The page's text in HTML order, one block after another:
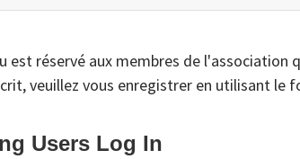
est réservé aux membres de l'association
veuillez vous enregistrer en utilisant le
Users Log In